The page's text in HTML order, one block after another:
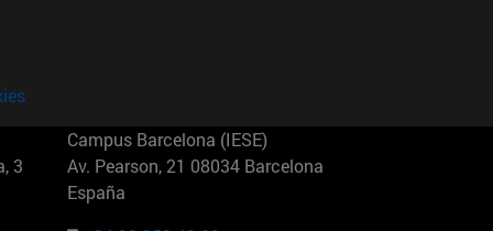
3
Campus Barcelona (IESE)
Av. Pearson, 21 08034 Barcelona
España